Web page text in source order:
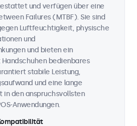
und verfügen über eine
Failures (MTBF). Sie sind
Luftfeuchtigkeit, physische
und
und bieten ein
bedienbares
stabile Leistung,
und eine lange
in den anspruchsvollsten
Anwendungen.